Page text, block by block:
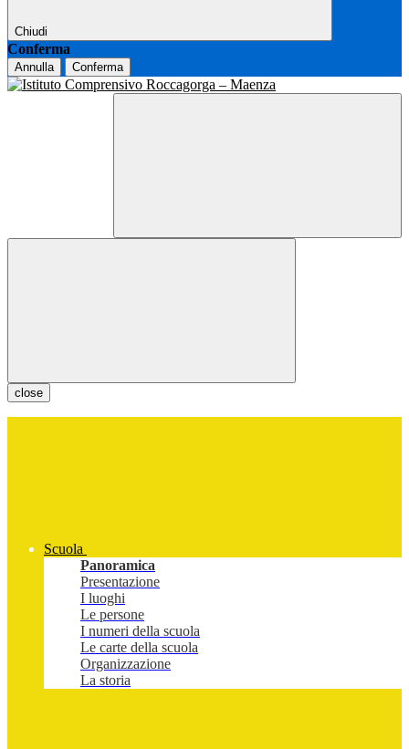
Chiudi
Conferma
Annulla Conferma
close
Scuola
Panoramica
Presentazione
I luoghi
Le persone
I numeri della scuola
Le carte della scuola
Organizzazione
La storia